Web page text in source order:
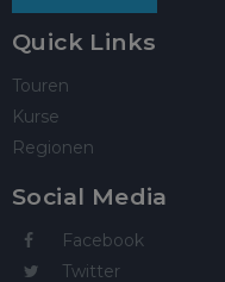
Quick Links
Touren
Kurse
Regionen
Social Media
Facebook
Twitter